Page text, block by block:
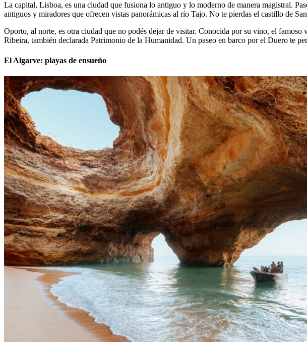
La capital, Lisboa, es una ciudad que fusiona lo antiguo y lo moderno de manera magistral.
antiguos y miradores que ofrecen vistas panorámicas al río Tajo. No te pierdas el castillo de
Oporto, al norte, es otra ciudad que no podés dejar de visitar. Conocida por su vino, el
Ribeira, también declarada Patrimonio de la Humanidad. Un paseo en barco por el Duero te
El Algarve: playas de ensueño